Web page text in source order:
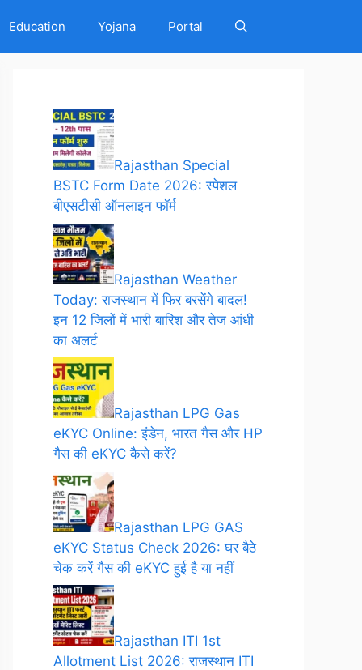
Education Yojana Portal
Rajasthan Special
BSTC Form Date 2026: स्पेशल
बीएसटीसी ऑनलाइन फॉर्म
Rajasthan Weather
Today: राजस्थान में फिर बरसेंगे बादल!
इन 12 जिलों में भारी बारिश और तेज आंधी
का अलर्ट
Rajasthan LPG Gas
eKYC Online: इंडेन, भारत गैस और HP
गैस की eKYC कैसे करें?
Rajasthan LPG GAS
eKYC Status Check 2026: घर बैठे
चेक करें गैस की eKYC हुई है या नहीं
Rajasthan ITI 1st
Allotment List 2026: राजस्थान ITI